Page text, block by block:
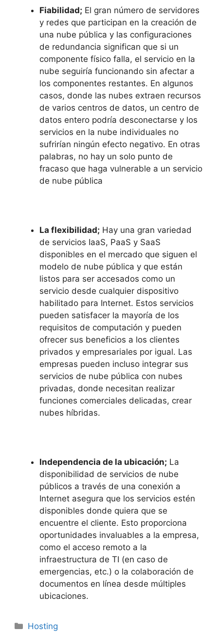
Fiabilidad; El gran número de servidores
y redes que participan en la creación de
una nube pública y las configuraciones
de redundancia significan que si un
componente físico falla, el servicio en la
nube seguiría funcionando sin afectar a
los componentes restantes. En algunos
casos, donde las nubes extraen recursos
de varios centros de datos, un centro de
datos entero podría desconectarse y los
servicios en la nube individuales no
sufrirían ningún efecto negativo. En otras
palabras, no hay un solo punto de
fracaso que haga vulnerable a un servicio
de nube pública
La flexibilidad; Hay una gran variedad
de servicios IaaS, PaaS y SaaS
disponibles en el mercado que siguen el
modelo de nube pública y que están
listos para ser accesados como un
servicio desde cualquier dispositivo
habilitado para Internet. Estos servicios
pueden satisfacer la mayoría de los
requisitos de computación y pueden
ofrecer sus beneficios a los clientes
privados y empresariales por igual. Las
empresas pueden incluso integrar sus
servicios de nube pública con nubes
privadas, donde necesitan realizar
funciones comerciales delicadas, crear
nubes híbridas.
Independencia de la ubicación; La
disponibilidad de servicios de nube
públicos a través de una conexión a
Internet asegura que los servicios estén
disponibles donde quiera que se
encuentre el cliente. Esto proporciona
oportunidades invaluables a la empresa,
como el acceso remoto a la
infraestructura de TI (en caso de
emergencias, etc.) o la colaboración de
documentos en línea desde múltiples
ubicaciones.
Categorías
Hosting